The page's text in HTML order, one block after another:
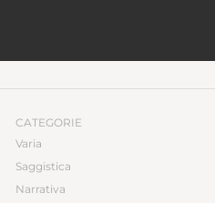
CATEGORIE
Varia
Saggistica
Narrativa